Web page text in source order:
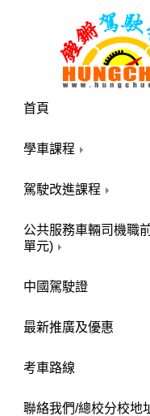
首頁
學車課程
駕駛改進課程
公共服務車輛司機職
單元)
中國駕駛證
最新推廣及優惠
考車路線
聯絡我們/總校分校地